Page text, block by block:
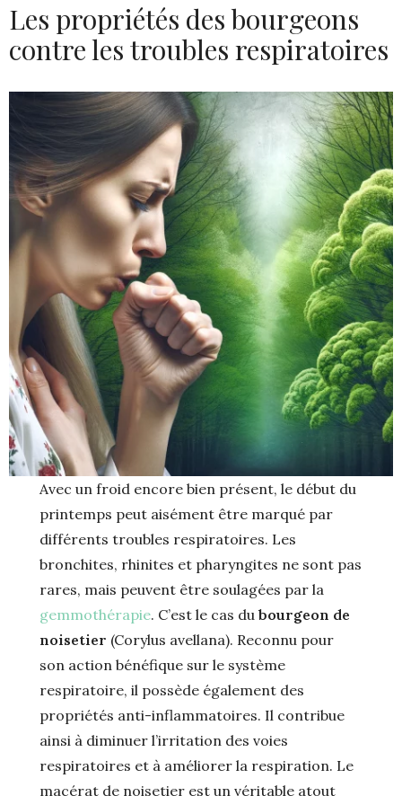
Les propriétés des bourgeons
contre les troubles respiratoires
Avec un froid encore bien présent, le début du
printemps peut aisément être marqué par
différents troubles respiratoires. Les
bronchites, rhinites et pharyngites ne sont pas
rares, mais peuvent être soulagées par la
gemmothérapie. C’est le cas dubourgeon de
noisetier (Corylus avellana). Reconnu pour
son action bénéfique sur le système
respiratoire, il possède également des
propriétés anti-inflammatoires. Il contribue
ainsi à diminuer l’irritation des voies
respiratoires et à améliorer la respiration. Le
macérat de noisetier est un véritable atout